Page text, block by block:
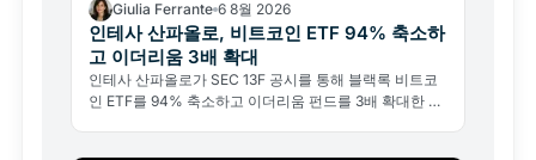
Giulia Ferrante 6 8월 2026
인테사 산파올로, 비트코인 ETF 94% 축소하
고 이더리움 3배 확대
인테사 산파올로가 SEC 13F 공시를 통해 블랙록 비트코
인 ETF를 94% 축소하고 이더리움 펀드를 3배 확대한 사